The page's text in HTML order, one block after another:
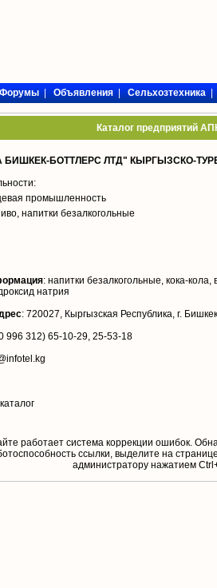
|Объявления|Сельхозтехника
Каталог предприятий
БИШКЕК-БОТТЛЕРС ЛТД" КЫРГЫЗСКО-
промышленность
напитки безалкогольные
: напитки безалкогольные, кока-кола,
натрия
: 720027, Кыргызская Республика, г.
996 312) 65-10-29, 25-53-18
работает система коррекции ошибок.
ссылки, выделите на
aдминистратору нажатием